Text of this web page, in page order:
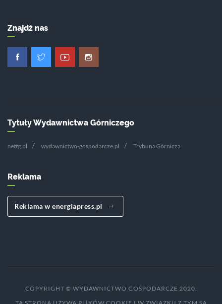
Znajdź nas
Tytuły Wydawnictwa Górniczego
nettg.pl wydawnictwo-gospodarcze.pl Trybuna Górnicza
Reklama
Reklama w energiapress.pl
COPYRIGHT © WYDAWNICTWO GOSPODARCZE 2020.